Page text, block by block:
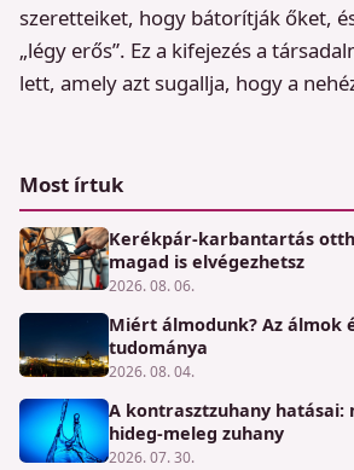
szeretteiket, hogy bátorítják őket,
„légy erős”. Ez a kifejezés a
lett, amely azt sugallja, hogy a
Most írtuk
Kerékpár-karbantartás
magad is elvégezhetsz
2026. 08. 06.
Miért álmodunk? Az álmok
tudománya
2026. 08. 04.
A kontrasztzuhany
hideg-meleg zuhany
2026. 07. 30.